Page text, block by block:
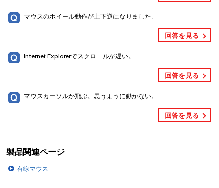
マウスのホイール動作が上下逆になりました。
回答を見る
Internet Explorerでスクロールが遅い。
回答を見る
マウスカーソルが飛ぶ。思うように動かない。
回答を見る
製品関連ページ
有線マウス